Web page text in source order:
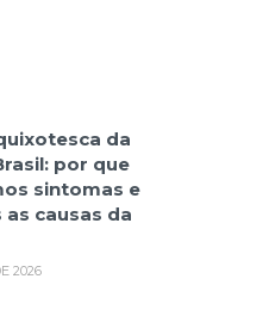
da
por que
sintomas e
causas da
2026